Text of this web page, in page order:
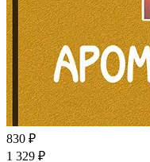
830 ₽
1 329 ₽